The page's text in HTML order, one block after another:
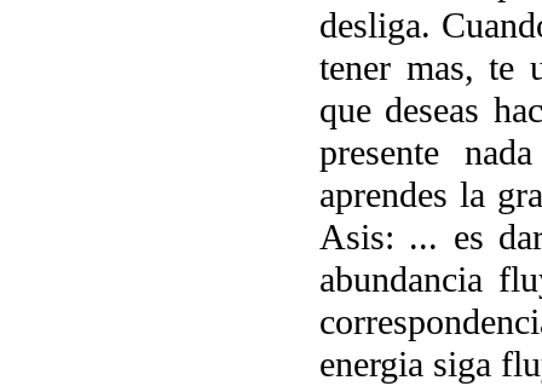
desliga.
tener mas, te
que deseas
presente
aprendes la
Asis: ... es
abundancia
energia siga